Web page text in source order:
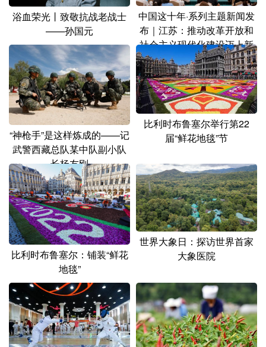
Русский язык 日本語 한국어
Português
浴血荣光丨致敬抗战老战士
——孙国元
中国这十年·系列主题新闻发
布｜江苏：推动改革开放和
社会主义现代化建设迈上新
台阶
“神枪手”是这样炼成的——记
武警西藏总队某中队副小队
长杨友刚
比利时布鲁塞尔举行第22
届“鲜花地毯”节
比利时布鲁塞尔：铺装“鲜花
地毯”
世界大象日：探访世界首家
大象医院